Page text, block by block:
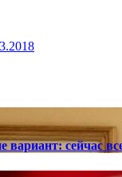
вариант: сейчас